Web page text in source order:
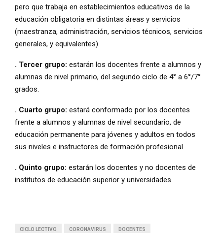
pero que trabaja en establecimientos educativos de la
educación obligatoria en distintas áreas y servicios
(maestranza, administración, servicios técnicos, servicios
generales, y equivalentes).
. Tercer grupo: estarán los docentes frente a alumnos y
alumnas de nivel primario, del segundo ciclo de 4° a 6°/7°
grados.
. Cuarto grupo: estará conformado por los docentes
frente a alumnos y alumnas de nivel secundario, de
educación permanente para jóvenes y adultos en todos
sus niveles e instructores de formación profesional.
. Quinto grupo: estarán los docentes y no docentes de
institutos de educación superior y universidades.
CICLO LECTIVO CORONAVIRUS DOCENTES